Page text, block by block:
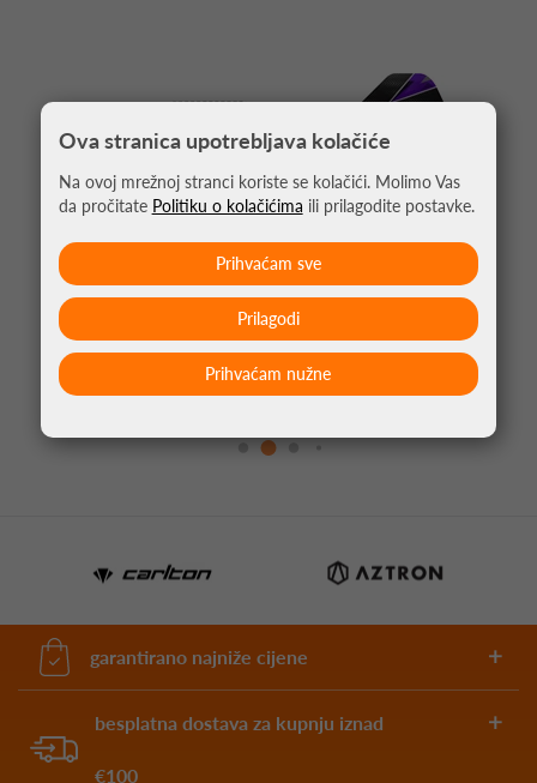
STRELICE ZA PIKADO APOCALYPSE BRASS
15,00 €
garantirano najniže cijene
besplatna dostava za kupnju iznad
€100
Ova stranica upotrebljava kolačiće
Na ovoj mrežnoj stranci koriste se kolačići. Molimo Vas
da pročitate Politiku o kolačićima ili prilagodite postavke.
Prihvaćam nužne
Prilagodi
Prihvaćam sve